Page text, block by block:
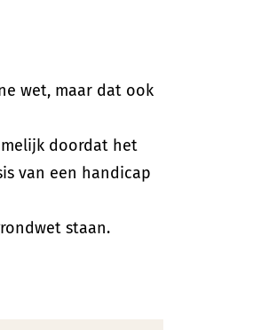
wet, maar dat ook
doordat het
van een handicap
staan.